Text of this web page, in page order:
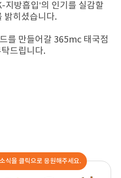
지방흡입’의 인기를 실감할
밝히셨습니다.
를 만들어갈 365mc 태국점
드립니다.
식을 클릭으로 응원해주세요.